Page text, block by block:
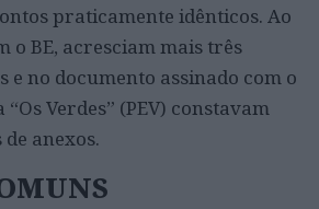
praticamente idênticos. Ao
o BE, acresciam mais três
e no documento assinado com o
Verdes” (PEV) constavam
anexos.